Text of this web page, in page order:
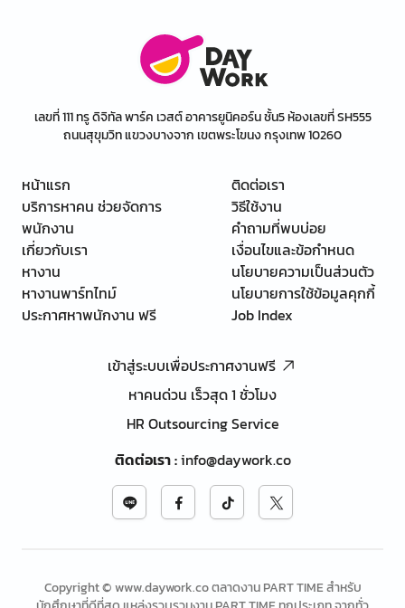
เลขที่ 111 ทรู ดิจิทัล พาร์ค เวสต์ อาคารยูนิคอร์น ชั้น5 ห้องเลขที่ SH555
ถนนสุขุมวิท แขวงบางจาก เขตพระโขนง กรุงเทพ 10260
หน้าแรก
บริการหาคน ช่วยจัดการ
พนักงาน
เกี่ยวกับเรา
หางาน
หางานพาร์ทไทม์
ประกาศหาพนักงาน ฟรี
ติดต่อเรา
วิธีใช้งาน
คำถามที่พบบ่อย
เงื่อนไขและข้อกำหนด
นโยบายความเป็นส่วนตัว
นโยบายการใช้ข้อมูลคุกกี้
Job Index
เข้าสู่ระบบเพื่อประกาศงานฟรี
หาคนด่วน เร็วสุด 1 ชั่วโมง
HR Outsourcing Service
ติดต่อเรา:info@daywork.co
Copyright © www.daywork.co ตลาดงาน PART TIME สำหรับ